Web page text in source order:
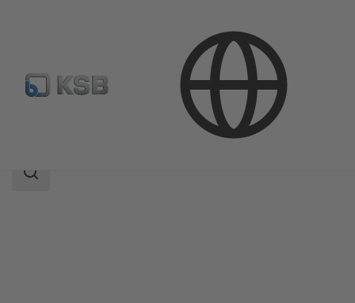
Каталог продукции Etaline-R
Область